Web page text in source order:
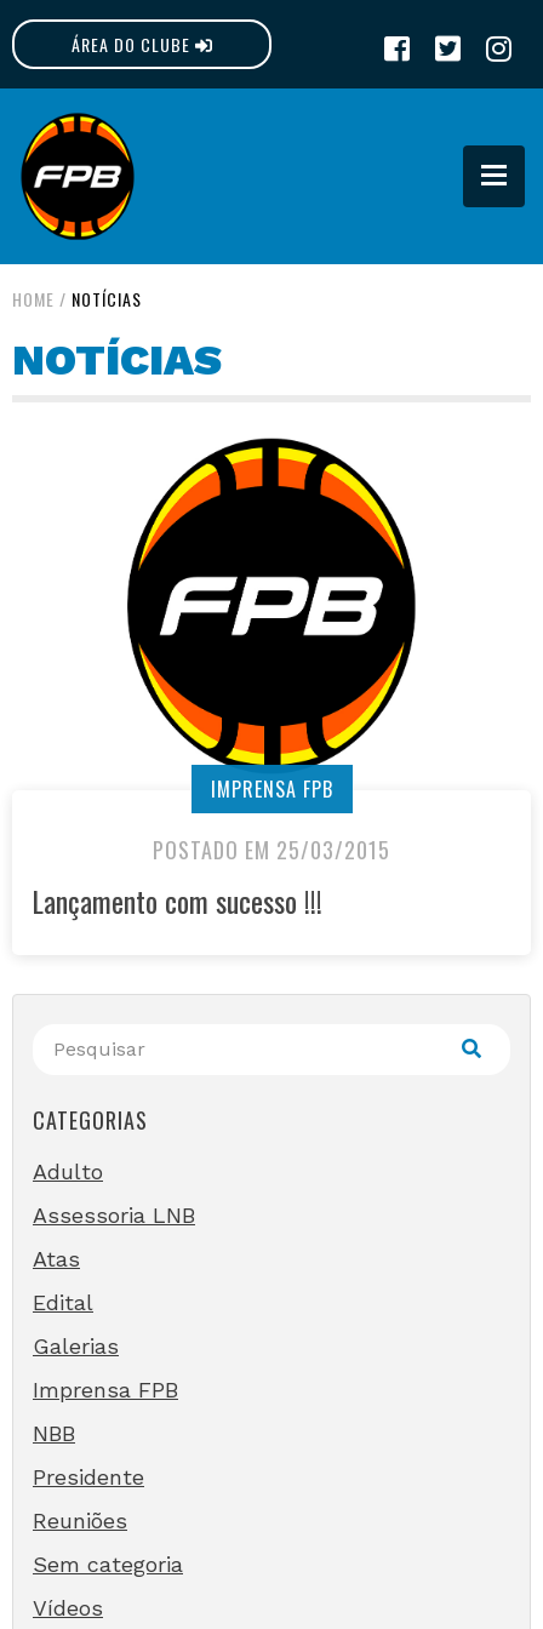
ÁREA DO CLUBE
FPB
HOME / NOTÍCIAS
NOTÍCIAS
IMPRENSA FPB
POSTADO EM 25/03/2015
Lançamento com sucesso !!!
CATEGORIAS
Adulto
Assessoria LNB
Atas
Edital
Galerias
Imprensa FPB
NBB
Presidente
Reuniões
Sem categoria
Vídeos